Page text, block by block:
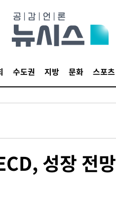
수도권 지방 문화 스포츠
성장 전망